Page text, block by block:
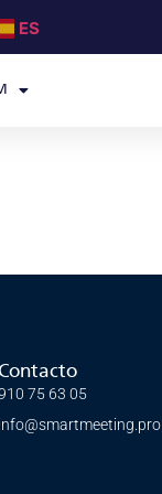
ES
Contacto
75 63 05
info@smartmeeting.pro